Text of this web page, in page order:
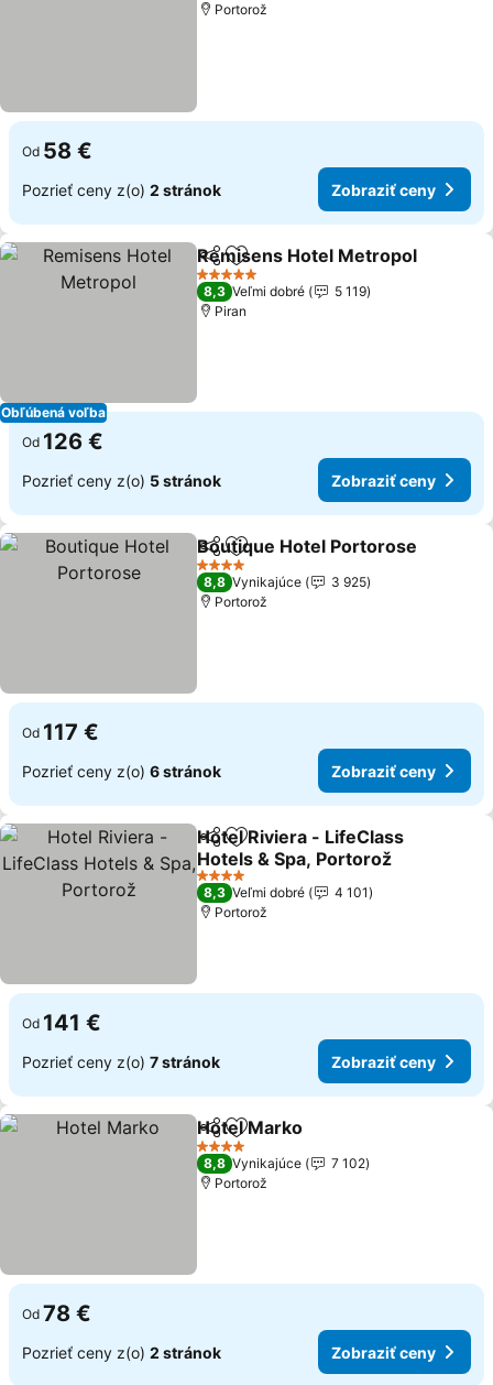
Portorož
Od 58 €
Pozrieť ceny z(o) 2 stránok Zobraziť ceny
Obľúbená voľba
ZdieľaťPridať do obľúbených
Remisens Hotel Metropol
5 Počet hviezdičiek
8,3 Veľmi dobré
5 119
Piran
Od 126 €
Pozrieť ceny z(o) 5 stránok Zobraziť ceny
ZdieľaťPridať do obľúbených
Boutique Hotel Portorose
4 Počet hviezdičiek
8,8 Vynikajúce
3 925
Portorož
Od 117 €
Pozrieť ceny z(o) 6 stránok Zobraziť ceny
ZdieľaťPridať do obľúbených
Hotel Riviera - LifeClass
Hotels & Spa, Portorož
4 Počet hviezdičiek
8,3 Veľmi dobré
4 101
Portorož
Od 141 €
Pozrieť ceny z(o) 7 stránok Zobraziť ceny
ZdieľaťPridať do obľúbených
Hotel Marko
4 Počet hviezdičiek
8,8 Vynikajúce
7 102
Portorož
Od 78 €
Pozrieť ceny z(o) 2 stránok Zobraziť ceny